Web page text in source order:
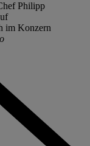
Philipp
im Konzern